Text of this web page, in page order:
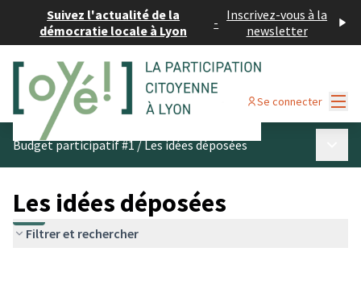
Suivez l'actualité de la
démocratie locale à Lyon
- Inscrivez-vous à la
newsletter
Se connecter
Budget participatif #1/Les idées déposées
Les idées déposées
Filtrer et rechercher